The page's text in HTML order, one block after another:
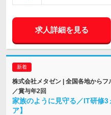
求人詳細を見る
株式会社メタゼン | 全国各地から
／賞与年2回
家族のように見守る／IT研修
ア】